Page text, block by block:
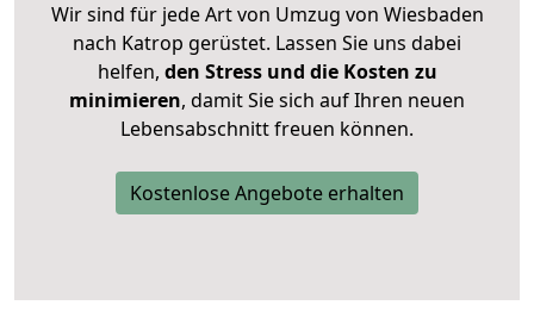
Wir sind für jede Art von Umzug von Wiesbaden
nach Katrop gerüstet. Lassen Sie uns dabei
helfen, den Stress und die Kosten zu
minimieren, damit Sie sich auf Ihren neuen
Lebensabschnitt freuen können.
Kostenlose Angebote erhalten